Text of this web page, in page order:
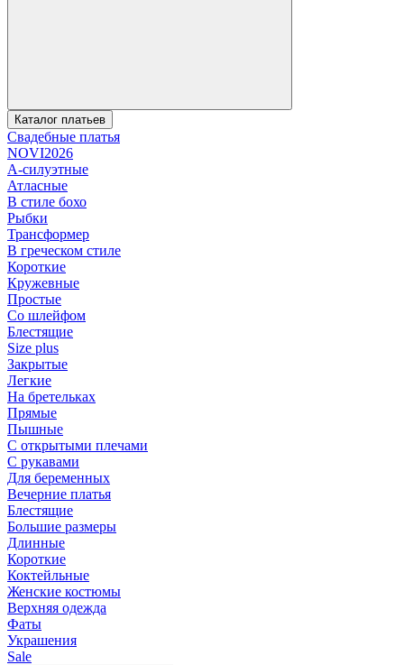
Каталог платьев
Свадебные платья
NOVI2026
А-силуэтные
Атласные
В стиле бохо
Рыбки
Трансформер
В греческом стиле
Короткие
Кружевные
Простые
Со шлейфом
Блестящие
Size plus
Закрытые
Легкие
На бретельках
Прямые
Пышные
С открытыми плечами
С рукавами
Для беременных
Вечерние платья
Блестящие
Большие размеры
Длинные
Короткие
Коктейльные
Женские костюмы
Верхняя одежда
Фаты
Украшения
Sale